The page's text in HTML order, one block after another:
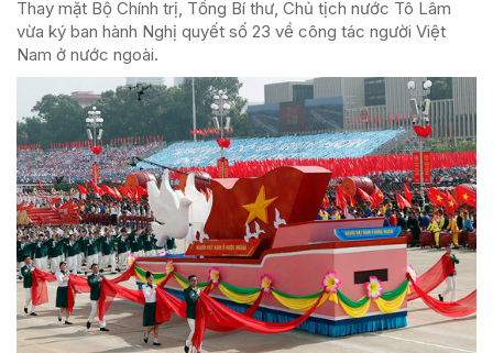
Thay mặt Bộ Chính trị, Tổng Bí thư, Chủ tịch nước Tô Lâm
vừa ký ban hành Nghị quyết số 23 về công tác người Việt
Nam ở nước ngoài.